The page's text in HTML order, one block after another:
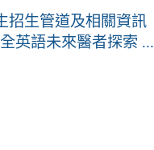
招生管道及相關資訊
英語未來醫者探索 ...